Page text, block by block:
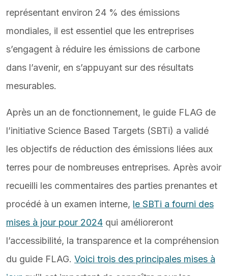
représentant environ 24 % des émissions
mondiales, il est essentiel que les entreprises
s’engagent à réduire les émissions de carbone
dans l’avenir, en s’appuyant sur des résultats
mesurables.
Après un an de fonctionnement, le guide FLAG de
l’initiative Science Based Targets (SBTi) a validé
les objectifs de réduction des émissions liées aux
terres pour de nombreuses entreprises. Après avoir
recueilli les commentaires des parties prenantes et
procédé à un examen interne, le SBTi a fourni des
mises à jour pour 2024 qui amélioreront
l’accessibilité, la transparence et la compréhension
du guide FLAG. Voici trois des principales mises à